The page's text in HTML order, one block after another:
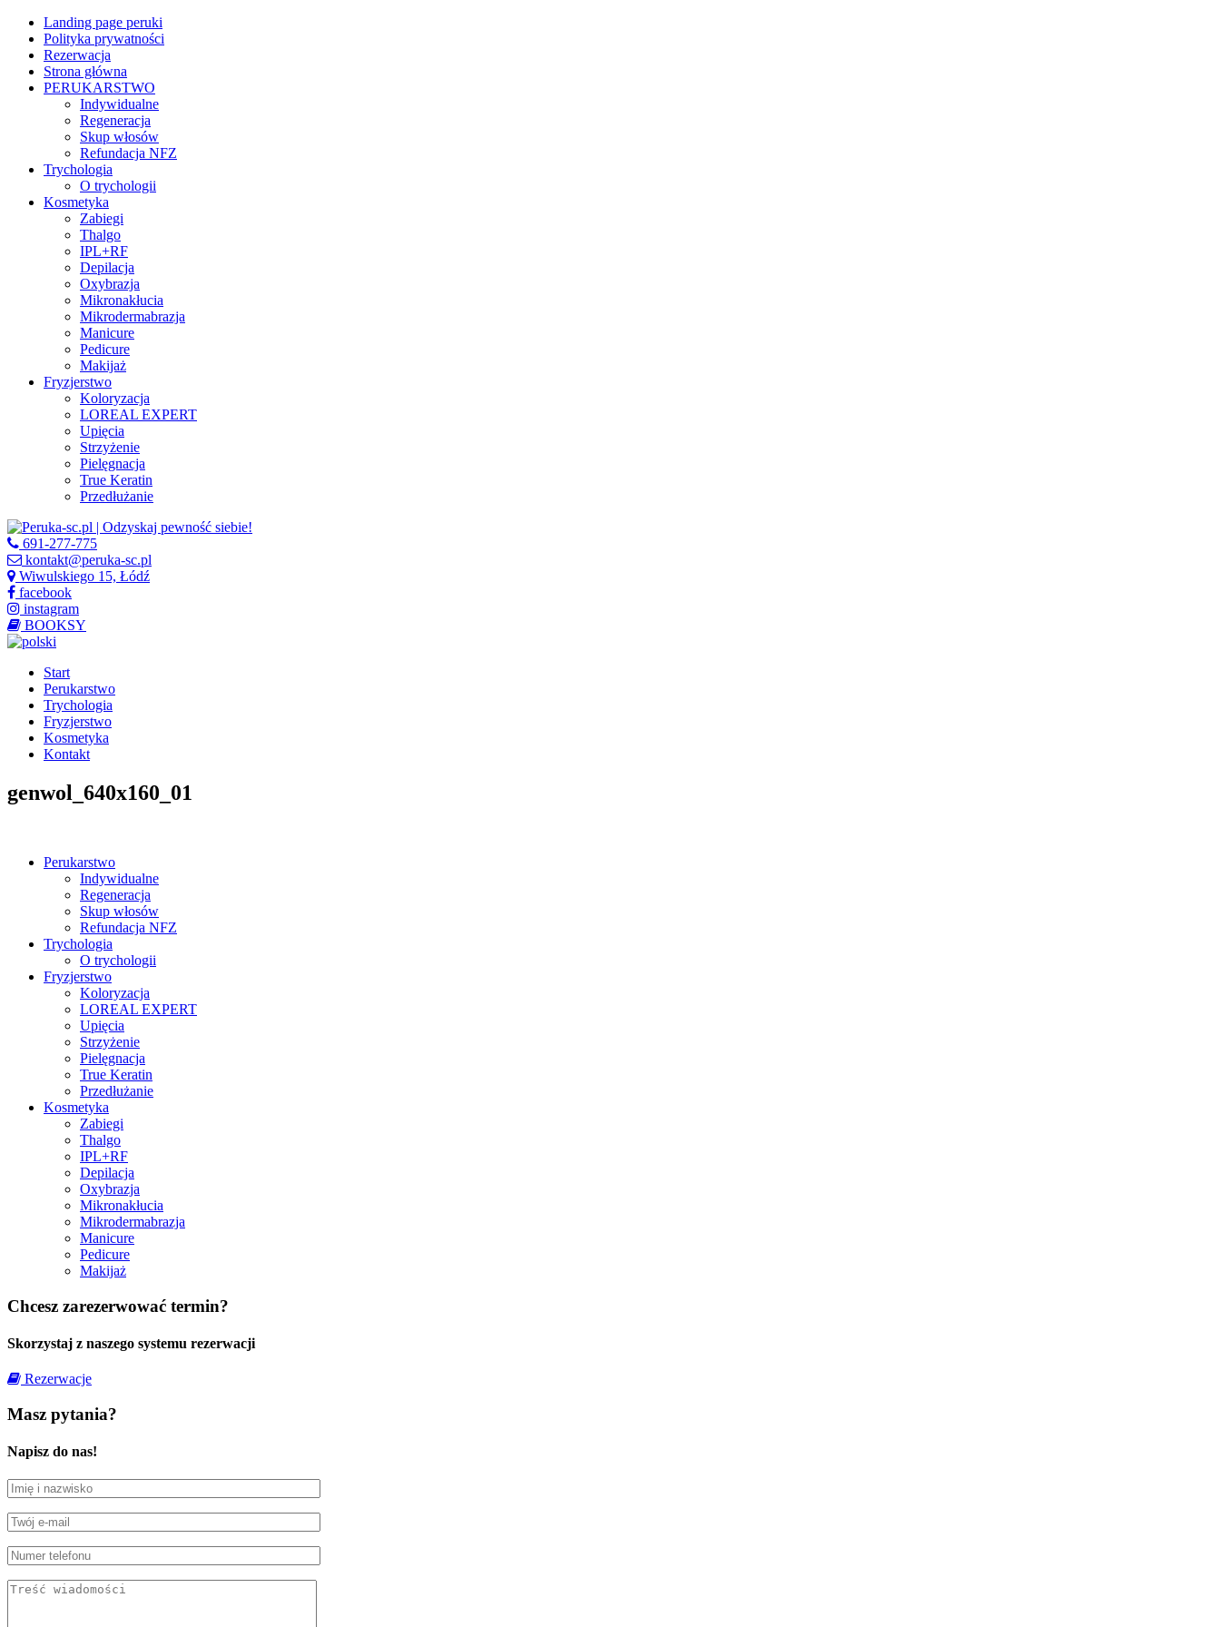
Landing page peruki
Polityka prywatności
Rezerwacja
Strona główna
PERUKARSTWO
Indywidualne
Regeneracja
Skup włosów
Refundacja NFZ
Trychologia
O trychologii
Kosmetyka
Zabiegi
Thalgo
IPL+RF
Depilacja
Oxybrazja
Mikronakłucia
Mikrodermabrazja
Manicure
Pedicure
Makijaż
Fryzjerstwo
Koloryzacja
LOREAL EXPERT
Upięcia
Strzyżenie
Pielęgnacja
True Keratin
Przedłużanie
691-277-775
kontakt@peruka-sc.pl
Wiwulskiego 15, Łódź
facebook
instagram
BOOKSY
Start
Perukarstwo
Trychologia
Fryzjerstwo
Kosmetyka
Kontakt
genwol_640x160_01
Perukarstwo
Indywidualne
Regeneracja
Skup włosów
Refundacja NFZ
Trychologia
O trychologii
Fryzjerstwo
Koloryzacja
LOREAL EXPERT
Upięcia
Strzyżenie
Pielęgnacja
True Keratin
Przedłużanie
Kosmetyka
Zabiegi
Thalgo
IPL+RF
Depilacja
Oxybrazja
Mikronakłucia
Mikrodermabrazja
Manicure
Pedicure
Makijaż
Chcesz zarezerwować termin?
Skorzystaj z naszego systemu rezerwacji
Rezerwacje
Masz pytania?
Napisz do nas!